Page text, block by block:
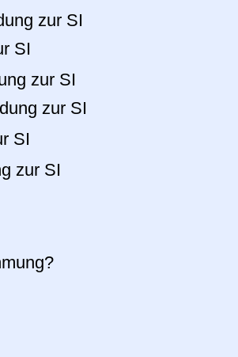
zur SI
SI
zur SI
zur SI
SI
zur SI